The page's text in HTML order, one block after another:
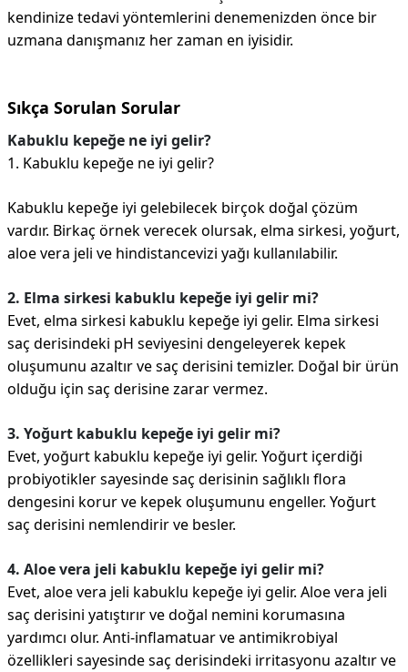
kendinize tedavi yöntemlerini denemenizden önce bir
uzmana danışmanız her zaman en iyisidir.
Sıkça Sorulan Sorular
Kabuklu kepeğe ne iyi gelir?
1. Kabuklu kepeğe ne iyi gelir?
Kabuklu kepeğe iyi gelebilecek birçok doğal çözüm
vardır. Birkaç örnek verecek olursak, elma sirkesi, yoğurt,
aloe vera jeli ve hindistancevizi yağı kullanılabilir.
2. Elma sirkesi kabuklu kepeğe iyi gelir mi?
Evet, elma sirkesi kabuklu kepeğe iyi gelir. Elma sirkesi
saç derisindeki pH seviyesini dengeleyerek kepek
oluşumunu azaltır ve saç derisini temizler. Doğal bir ürün
olduğu için saç derisine zarar vermez.
3. Yoğurt kabuklu kepeğe iyi gelir mi?
Evet, yoğurt kabuklu kepeğe iyi gelir. Yoğurt içerdiği
probiyotikler sayesinde saç derisinin sağlıklı flora
dengesini korur ve kepek oluşumunu engeller. Yoğurt
saç derisini nemlendirir ve besler.
4. Aloe vera jeli kabuklu kepeğe iyi gelir mi?
Evet, aloe vera jeli kabuklu kepeğe iyi gelir. Aloe vera jeli
saç derisini yatıştırır ve doğal nemini korumasına
yardımcı olur. Anti-inflamatuar ve antimikrobiyal
özellikleri sayesinde saç derisindeki irritasyonu azaltır ve